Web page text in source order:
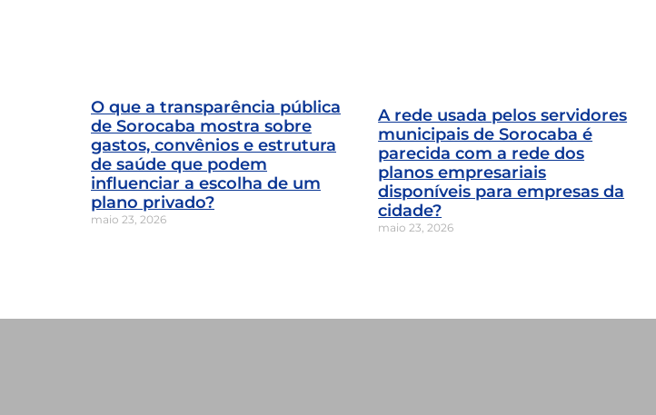
O que a transparência pública
de Sorocaba mostra sobre
gastos, convênios e estrutura
de saúde que podem
influenciar a escolha de um
plano privado?
maio 23, 2026
A rede usada pelos servidores
municipais de Sorocaba é
parecida com a rede dos
planos empresariais
disponíveis para empresas da
cidade?
maio 23, 2026